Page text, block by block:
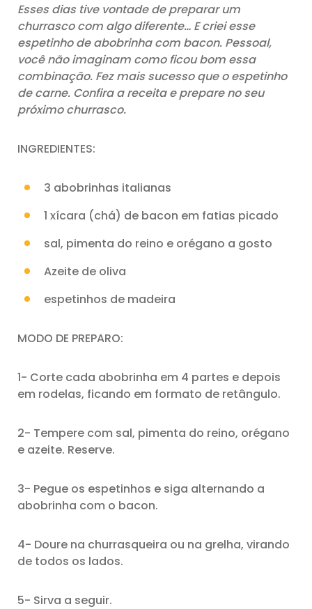
Esses dias tive vontade de preparar um
churrasco com algo diferente… E criei esse
espetinho de abobrinha com bacon. Pessoal,
você não imaginam como ficou bom essa
combinação. Fez mais sucesso que o espetinho
de carne. Confira a receita e prepare no seu
próximo churrasco.
INGREDIENTES:
3 abobrinhas italianas
1 xícara (chá) de bacon em fatias picado
sal, pimenta do reino e orégano a gosto
Azeite de oliva
espetinhos de madeira
MODO DE PREPARO:
1- Corte cada abobrinha em 4 partes e depois
em rodelas, ficando em formato de retângulo.
2- Tempere com sal, pimenta do reino, orégano
e azeite. Reserve.
3- Pegue os espetinhos e siga alternando a
abobrinha com o bacon.
4- Doure na churrasqueira ou na grelha, virando
de todos os lados.
5- Sirva a seguir.